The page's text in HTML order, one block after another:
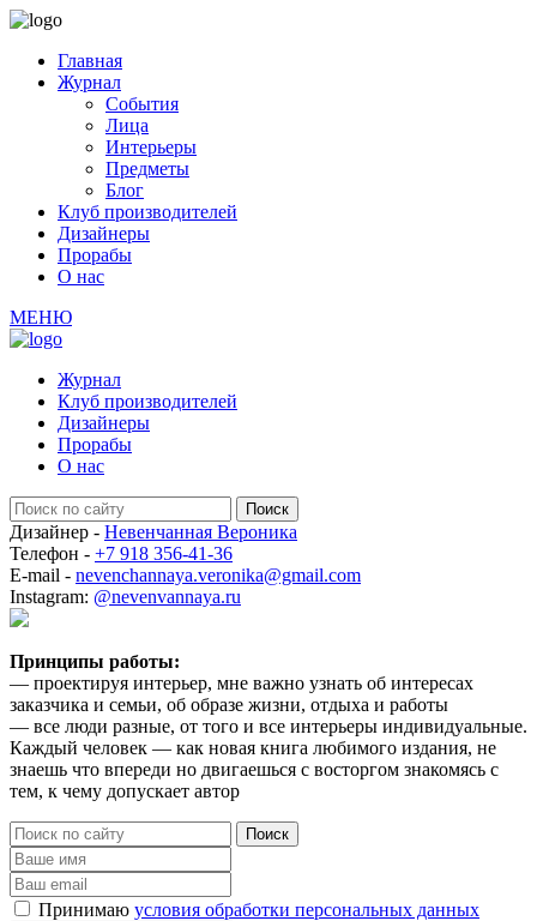
Главная
Журнал
События
Лица
Интерьеры
Предметы
Блог
Клуб производителей
Дизайнеры
Прорабы
О нас
МЕНЮ
Журнал
Клуб производителей
Дизайнеры
Прорабы
О нас
Дизайнер - Невенчанная Вероника
Телефон - +7 918 356-41-36
E-mail - nevenchannaya.veronika@gmail.com
Instagram: @nevenvannaya.ru
Принципы работы:
— проектируя интерьер, мне важно узнать об интересах
заказчика и семьи, об образе жизни, отдыха и работы
— все люди разные, от того и все интерьеры индивидуальные.
Каждый человек — как новая книга любимого издания, не
знаешь что впереди но двигаешься с восторгом знакомясь с
тем, к чему допускает автор
Принимаю условия обработки персональных данных